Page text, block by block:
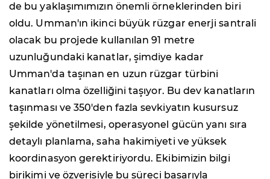
de bu yaklaşımımızın önemli örneklerinden biri
oldu. Umman'ın ikinci büyük rüzgar enerji santrali
olacak bu projede kullanılan 91 metre
uzunluğundaki kanatlar, şimdiye kadar
Umman'da taşınan en uzun rüzgar türbini
kanatları olma özelliğini taşıyor. Bu dev kanatların
taşınması ve 350'den fazla sevkiyatın kusursuz
şekilde yönetilmesi, operasyonel gücün yanı sıra
detaylı planlama, saha hakimiyeti ve yüksek
koordinasyon gerektiriyordu. Ekibimizin bilgi
birikimi ve özverisiyle bu süreci başarıyla